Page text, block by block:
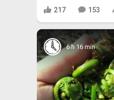
217 153
6 h 16 min